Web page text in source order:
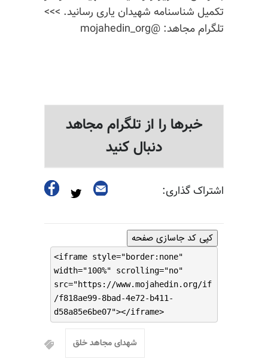
تکمیل شناسنامه شهیدان یاری رسانید. >>>
تلگرام مجاهد: @mojahedin_org
خبرها را از تلگرام مجاهد
دنبال کنید
اشتراک گذاری:
کپی کد جاسازی صفحه
<iframe style="border:none"
width="100%" scrolling="no"
src="https://www.mojahedin.org/if
/f818ae99-8bad-4e72-b411-
d58a85e6be07"></iframe>
شهدای مجاهد خلق